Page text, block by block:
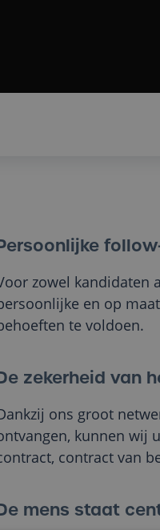
zowel kandidaten
en op
te voldoen.
zekerheid van
ons groot
kunnen wij
contract van
mens staat